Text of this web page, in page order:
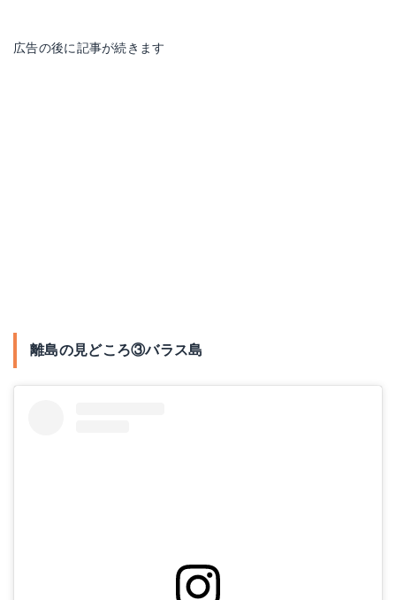
広告の後に記事が続きます
離島の見どころ③バラス島